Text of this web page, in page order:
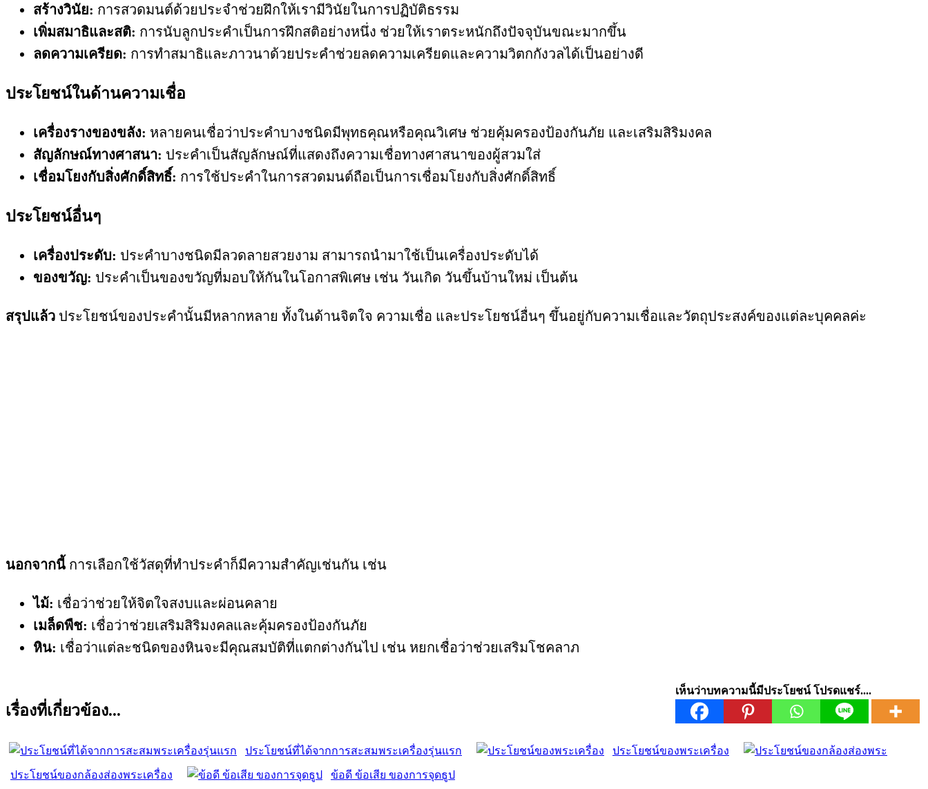
สร้างวินัย: การสวดมนต์ด้วยประจำช่วยฝึกให้เรามีวินัยในการปฏิบัติธรรม
เพิ่มสมาธิและสติ: การนับลูกประคำเป็นการฝึกสติอย่างหนึ่ง ช่วยให้เราตระหนักถึงปัจจุบันขณะมากขึ้น
ลดความเครียด: การทำสมาธิและภาวนาด้วยประคำช่วยลดความเครียดและความวิตกกังวลได้เป็นอย่างดี
ประโยชน์ในด้านความเชื่อ
เครื่องรางของขลัง: หลายคนเชื่อว่าประคำบางชนิดมีพุทธคุณหรือคุณวิเศษ ช่วยคุ้มครองป้องกันภัย และเสริมสิริมงคล
สัญลักษณ์ทางศาสนา: ประคำเป็นสัญลักษณ์ที่แสดงถึงความเชื่อทางศาสนาของผู้สวมใส่
เชื่อมโยงกับสิ่งศักดิ์สิทธิ์: การใช้ประคำในการสวดมนต์ถือเป็นการเชื่อมโยงกับสิ่งศักดิ์สิทธิ์
ประโยชน์อื่นๆ
เครื่องประดับ: ประคำบางชนิดมีลวดลายสวยงาม สามารถนำมาใช้เป็นเครื่องประดับได้
ของขวัญ: ประคำเป็นของขวัญที่มอบให้กันในโอกาสพิเศษ เช่น วันเกิด วันขึ้นบ้านใหม่ เป็นต้น
สรุปแล้วประโยชน์ของประคำนั้นมีหลากหลาย ทั้งในด้านจิตใจ ความเชื่อ และประโยชน์อื่นๆ ขึ้นอยู่กับความเชื่อและวัตถุประสงค์ของแต่ละบุคคลค่ะ
นอกจากนี้การเลือกใช้วัสดุที่ทำประคำก็มีความสำคัญเช่นกัน เช่น
ไม้: เชื่อว่าช่วยให้จิตใจสงบและผ่อนคลาย
เมล็ดพืช: เชื่อว่าช่วยเสริมสิริมงคลและคุ้มครองป้องกันภัย
หิน: เชื่อว่าแต่ละชนิดของหินจะมีคุณสมบัติที่แตกต่างกันไป เช่น หยกเชื่อว่าช่วยเสริมโชคลาภ
เห็นว่าบทความนี้มีประโยชน์ โปรดแชร์....
เรื่องที่เกี่ยวข้อง...
ประโยชน์ที่ได้จากการสะสมพระเครื่องรุ่นแรก ประโยชน์ของพระเครื่อง
ประโยชน์ของกล้องส่องพระเครื่อง ข้อดี ข้อเสีย ของการจุดธูป